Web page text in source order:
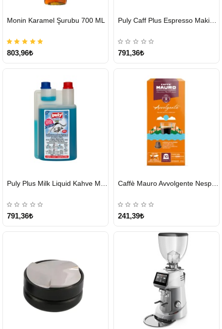
GÖNDERİ
Monin Karamel Şurubu 700 ML
803,96₺
GÖNDERİ
Puly Caff Plus Espresso Makinesi Temizleyici Tablet 100 x 1.35 G
791,36₺
GÖNDERİ
791,36₺
GÖNDERİ
Caffè Mauro Avvolgente Nespresso Kapsül
241,39₺